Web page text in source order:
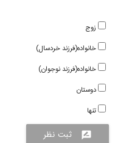
زوج
خانواده(فرزند خردسال)
خانواده(فرزند نوجوان)
دوستان
تنها
rate_review ثبت نظر